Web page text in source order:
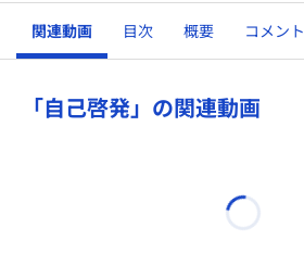
関連動画 目次 概要 コメント
「自己啓発」の関連動画